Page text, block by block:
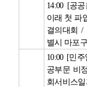
14:00 [공공
이래 첫 파
결의대회/
별시 마포
10:00 [민주
공부문 비
회서비스